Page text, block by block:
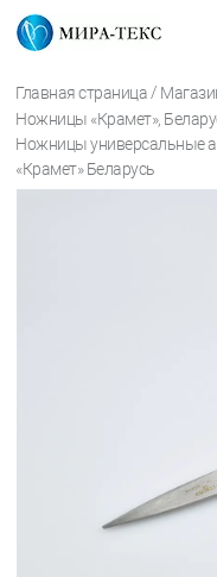
Главная страница /
Ножницы «Крамет»,
Ножницы универсальные
«Крамет» Беларусь